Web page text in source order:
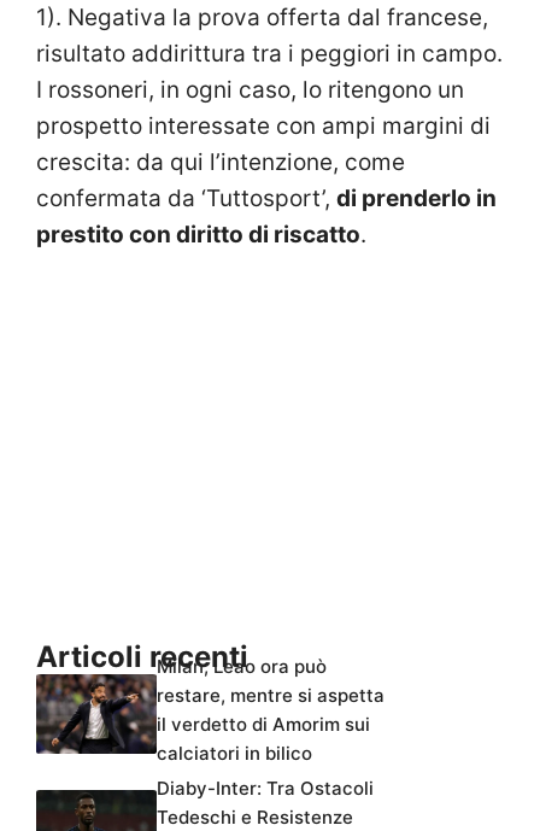
1). Negativa la prova offerta dal francese,
risultato addirittura tra i peggiori in campo.
I rossoneri, in ogni caso, lo ritengono un
prospetto interessate con ampi margini di
crescita: da qui l’intenzione, come
confermata da ‘Tuttosport’, di prenderlo in
prestito con diritto di riscatto.
Articoli recenti
Milan, Leao ora può
restare, mentre si aspetta
il verdetto di Amorim sui
calciatori in bilico
Diaby-Inter: Tra Ostacoli
Tedeschi e Resistenze